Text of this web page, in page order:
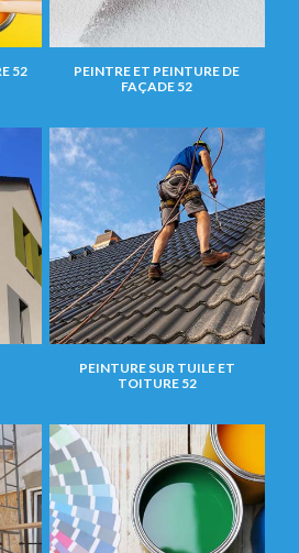
52
PEINTRE ET PEINTURE DE
FAÇADE 52
PEINTURE SUR TUILE ET
TOITURE 52